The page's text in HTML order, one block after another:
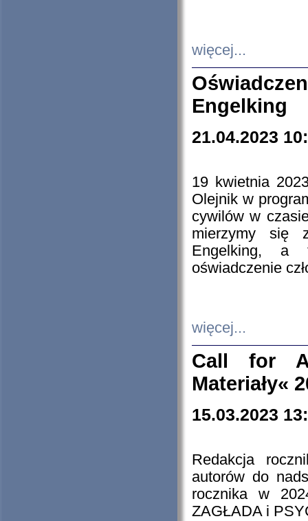
więcej...
Engelking
21.04.2023
19 kwietnia
Olejnik w
cywilów w
mierzymy się
Engelking, a
oświadczenie
więcej...
Call for
Materiały«
15.03.2023
Redakcja
autorów do
rocznika w
ZAGŁADA i